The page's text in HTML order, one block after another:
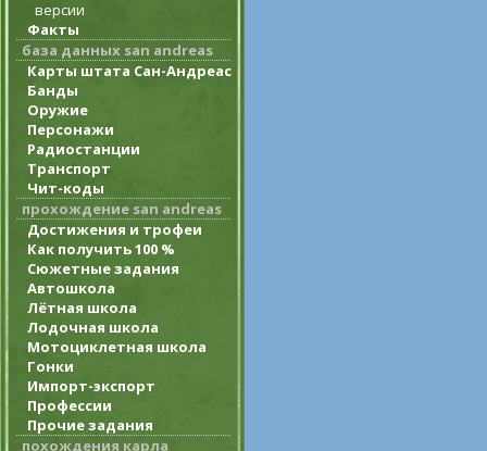
версии
Факты
база данных san andreas
Карты штата Сан-Андреас
Банды
Оружие
Персонажи
Радиостанции
Транспорт
Чит-коды
прохождение san andreas
Достижения и трофеи
Как получить 100 %
Сюжетные задания
Автошкола
Лётная школа
Лодочная школа
Мотоциклетная школа
Гонки
Импорт-экспорт
Профессии
Прочие задания
похождения карла